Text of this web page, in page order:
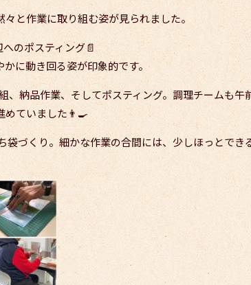
と作業に取り組む姿が見られました。
のポスティング📄
に動き回る姿が印象的です。
、納品作業、そしてポスティング。調理チームも午
めていました👨‍🍳
袋づくり。細かな作業の合間には、少しほっとでき